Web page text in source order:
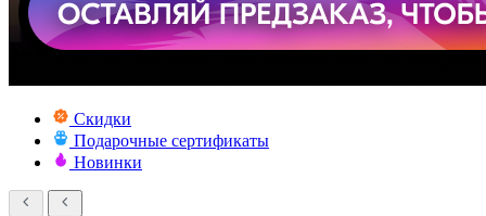
Скидки
Подарочные сертификаты
Новинки